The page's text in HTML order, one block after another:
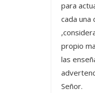
para
cada una
propio
las
Señor.